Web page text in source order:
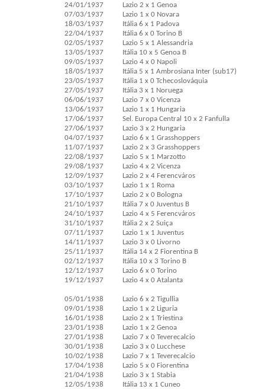
24/01/1937
07/03/1937
18/03/1937
22/04/1937
02/05/1937
13/05/1937
09/05/1937
18/05/1937
23/05/1937
27/05/1937
06/06/1937
13/06/1937
17/06/1937
27/06/1937
04/07/1937
11/07/1937
22/08/1937
29/08/1937
12/09/1937
03/10/1937
17/10/1937
21/10/1937
24/10/1937
31/10/1937
07/11/1937
14/11/1937
25/11/1937
02/12/1937
12/12/1937
19/12/1937
05/01/1938
09/01/1938
16/01/1938
23/01/1938
27/01/1938
30/01/1938
10/02/1938
17/04/1938
21/04/1938
12/05/1938
Lazio 2 x 1 Genoa
Lazio 1 x 0 Novara
Itália 6 x 1 Padova
Itália 6 x 0 Torino B
Lazio 5 x 1 Alessandria
Itália 10 x 5 Genoa B
Lazio 4 x 0 Napoli
Itália 5 x 1 Ambrosiana Inter (sub17)
Itália 1 x 0 Tchecoslováquia
Itália 3 x 1 Noruega
Lazio 7 x 0 Vicenza
Lazio 1 x 1 Hungaria
Sel. Europa Central 10 x 2 Fanfulla
Lazio 3 x 2 Hungaria
Lazio 6 x 1 Grasshoppers
Lazio 2 x 3 Grasshoppers
Lazio 5 x 1 Marzotto
Lazio 4 x 2 Vicenza
Lazio 2 x 4 Ferencváros
Lazio 1 x 1 Roma
Lazio 2 x 0 Bologna
Itália 7 x 0 Juventus B
Lazio 4 x 5 Ferencváros
Itália 2 x 2 Suiça
Lazio 1 x 1 Juventus
Lazio 3 x 0 Livorno
Itália 14 x 2 Fiorentina B
Itália 10 x 3 Torino B
Lazio 6 x 0 Torino
Lazio 4 x 0 Atalanta
Lazio 6 x 2 Tigullia
Lazio 1 x 2 Liguria
Lazio 2 x 1 Triestina
Lazio 1 x 2 Genoa
Lazio 7 x 0 Teverecalcio
Lazio 3 x 0 Lucchese
Lazio 7 x 1 Teverecalcio
Lazio 5 x 0 Fiorentina
Lazio 3 x 1 Stabia
Itália 13 x 1 Cuneo